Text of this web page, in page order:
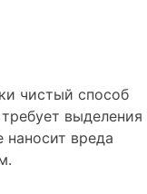
чистый способ
выделения
наносит вреда